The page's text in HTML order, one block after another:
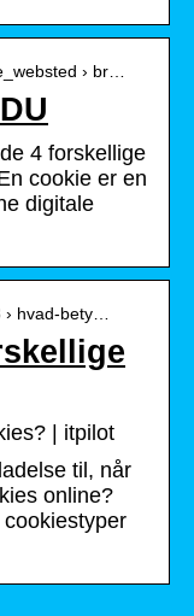
› br…
4 forskellige
cookie er en
digitale
hvad-bety…
| itpilot
til, når
online?